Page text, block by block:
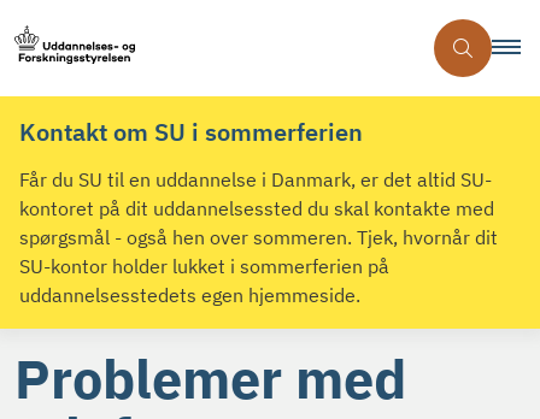
Kontakt om SU i sommerferien
Får du SU til en uddannelse i Danmark, er det altid SU-
kontoret på dit uddannelsessted du skal kontakte med
spørgsmål - også hen over sommeren. Tjek, hvornår dit
SU-kontor holder lukket i sommerferien på
uddannelsesstedets egen hjemmeside.
Problemer med